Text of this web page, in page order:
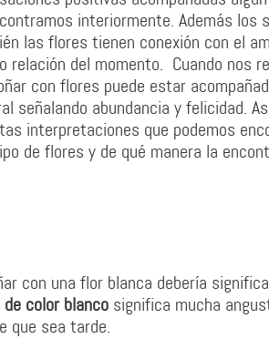
interiormente. Además los
las flores tienen conexión con el
del momento. Cuando nos
con flores puede estar
señalando abundancia y felicidad.
interpretaciones que podemos
de flores y de qué manera la
con una flor blanca debería
color blanco significa mucha
que sea tarde.